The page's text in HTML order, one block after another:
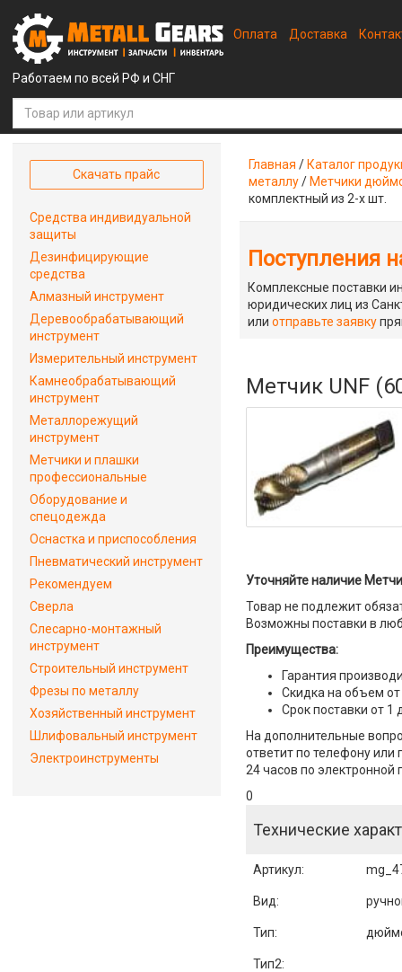
Работаем по всей РФ и СНГ
Оплата Доставка
Главная / Каталог
металлу/ Метчики
комплектный из 2-х шт.
Поступления
Комплексные поставки
юридических лиц из
илиотправьте заявку
Метчик UNF
Уточняйте наличие
Товар не подлежит
Возможны поставки в
Преимущества:
Гарантия
Скидка на объем от
Срок поставки от 1
На дополнительные
ответит по телефону или
24 часов по электронной
0
Технические
Артикул:
Вид:
Тип:
Тип2:
Скачать прайс
Средства индивидуальной
защиты
Дезинфицирующие
средства
Алмазный инструмент
Деревообрабатывающий
инструмент
Измерительный инструмент
Камнеобрабатывающий
инструмент
Металлорежущий
инструмент
Метчики и плашки
профессиональные
Оборудование и
спецодежда
Оснастка и приспособления
Пневматический инструмент
Рекомендуем
Сверла
Слесарно-монтажный
инструмент
Строительный инструмент
Фрезы по металлу
Хозяйственный инструмент
Шлифовальный инструмент
Электроинструменты